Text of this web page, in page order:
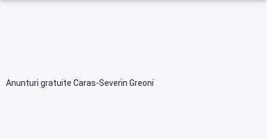
Anunturi gratuite Caras-Severin Greoni